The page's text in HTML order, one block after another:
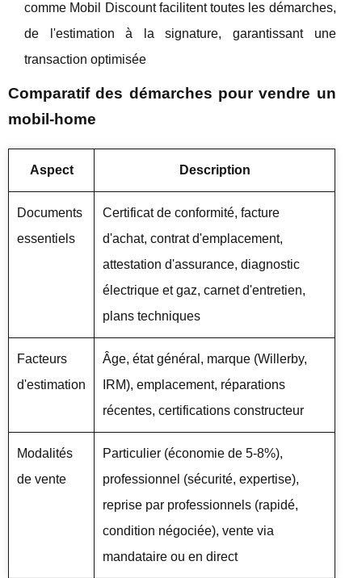
comme Mobil Discount facilitent toutes les démarches,
de l'estimation à la signature, garantissant une
transaction optimisée
Comparatif des démarches pour vendre un
mobil-home
Aspect Description
Documents
essentiels
Certificat de conformité, facture
d'achat, contrat d'emplacement,
attestation d'assurance, diagnostic
électrique et gaz, carnet d'entretien,
plans techniques
Facteurs
d'estimation
Âge, état général, marque (Willerby,
IRM), emplacement, réparations
récentes, certifications constructeur
Modalités
de vente
Particulier (économie de 5-8%),
professionnel (sécurité, expertise),
reprise par professionnels (rapidé,
condition négociée), vente via
mandataire ou en direct